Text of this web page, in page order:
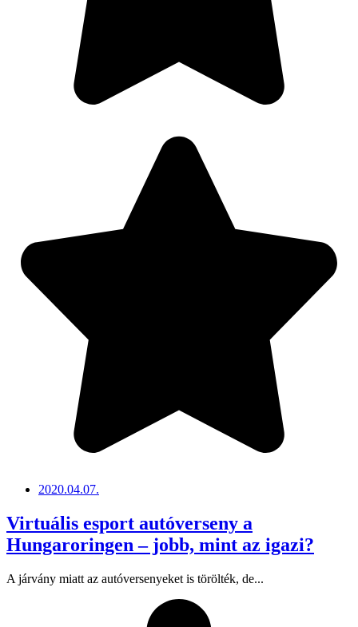
2020.04.07.
Virtuális esport autóverseny a
Hungaroringen – jobb, mint az igazi?
A járvány miatt az autóversenyeket is törölték, de...